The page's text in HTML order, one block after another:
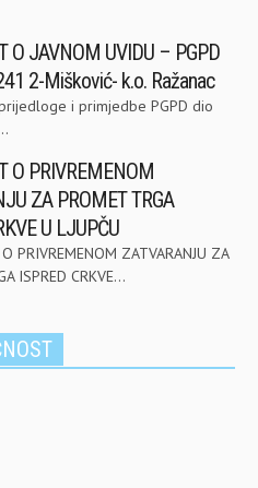
O JAVNOM UVIDU – PGPD
2-Mišković- k.o. Ražanac
i primjedbe PGPD dio
O PRIVREMENOM
ZA PROMET TRGA
U LJUPČU
PRIVREMENOM ZATVARANJU ZA
ISPRED CRKVE...